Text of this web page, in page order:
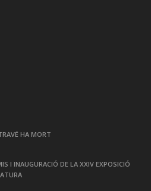
HA MORT
I INAUGURACIÓ DE LA XXIV EXPOSICIÓ